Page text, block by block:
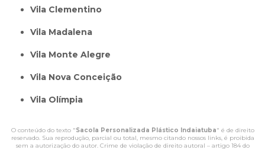
Vila Clementino
Vila Madalena
Vila Monte Alegre
Vila Nova Conceição
Vila Olímpia
O conteúdo do texto "Sacola Personalizada Plástico Indaiatuba" é de direito
reservado. Sua reprodução, parcial ou total, mesmo citando nossos links, é proibida
sem a autorização do autor. Crime de violação de direito autoral – artigo 184 do